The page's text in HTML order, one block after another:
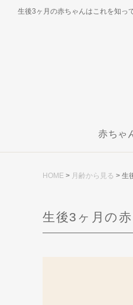
生後3ヶ月の赤ちゃんはこれを知っ
赤ちゃ
HOME > 月齢から見る > 生
生後3ヶ月の